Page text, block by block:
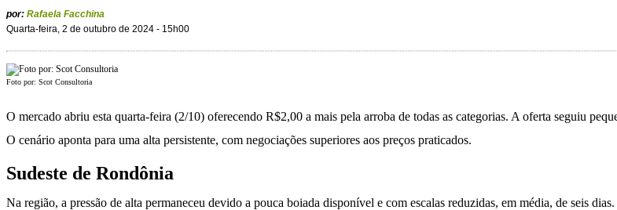
por: Rafaela Facchina
Quarta-feira, 2 de outubro de 2024 - 15h00
Foto por: Scot Consultoria
O mercado abriu esta quarta-feira (2/10) oferecendo R$2,00 a mais pela arroba de todas as categorias. A oferta seguiu
O cenário aponta para uma alta persistente, com negociações superiores aos preços praticados.
Sudeste de Rondônia
Na região, a pressão de alta permaneceu devido a pouca boiada disponível e com escalas reduzidas, em média, de seis dias.